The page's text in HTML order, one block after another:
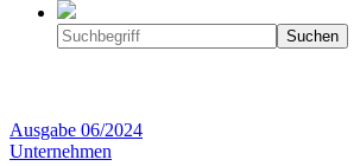
Ausgabe 06/2024
Unternehmen